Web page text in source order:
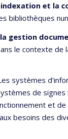
et la
bibliothèques
gestion
le contexte de
systèmes
de
et
besoins des